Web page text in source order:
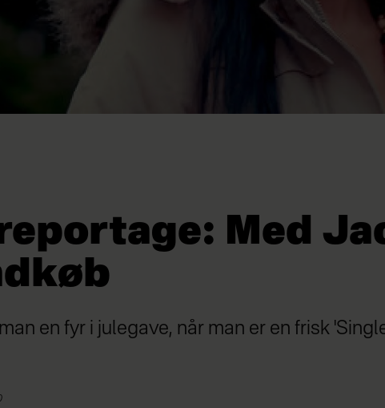
Med
en fyr i julegave, når man er en frisk